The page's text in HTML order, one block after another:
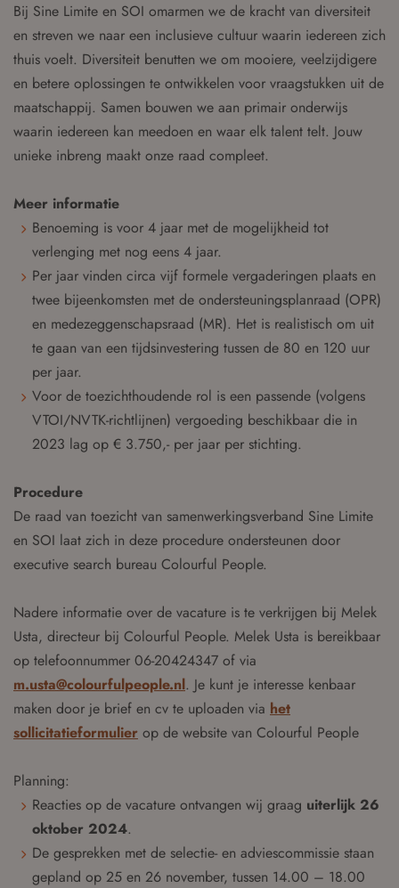
Bij Sine Limite en SOI omarmen we de kracht van diversiteit
en streven we naar een inclusieve cultuur waarin iedereen zich
thuis voelt. Diversiteit benutten we om mooiere, veelzijdigere
en betere oplossingen te ontwikkelen voor vraagstukken uit de
maatschappij. Samen bouwen we aan primair onderwijs
waarin iedereen kan meedoen en waar elk talent telt. Jouw
unieke inbreng maakt onze raad compleet.
Meer informatie
Benoeming is voor 4 jaar met de mogelijkheid tot
verlenging met nog eens 4 jaar.
Per jaar vinden circa vijf formele vergaderingen plaats en
twee bijeenkomsten met de ondersteuningsplanraad (OPR)
en medezeggenschapsraad (MR). Het is realistisch om uit
te gaan van een tijdsinvestering tussen de 80 en 120 uur
per jaar.
Voor de toezichthoudende rol is een passende (volgens
VTOI/NVTK-richtlijnen) vergoeding beschikbaar die in
2023 lag op € 3.750,- per jaar per stichting.
Procedure
De raad van toezicht van samenwerkingsverband Sine Limite
en SOI laat zich in deze procedure ondersteunen door
executive search bureau Colourful People.
Nadere informatie over de vacature is te verkrijgen bij Melek
Usta, directeur bij Colourful People. Melek Usta is bereikbaar
op telefoonnummer 06-20424347 of via
m.usta@colourfulpeople.nl. Je kunt je interesse kenbaar
maken door je brief en cv te uploaden via het
sollicitatieformulier op de website van Colourful People
Planning:
Reacties op de vacature ontvangen wij graag uiterlijk 26
oktober 2024.
De gesprekken met de selectie- en adviescommissie staan
gepland op 25 en 26 november, tussen 14.00 – 18.00